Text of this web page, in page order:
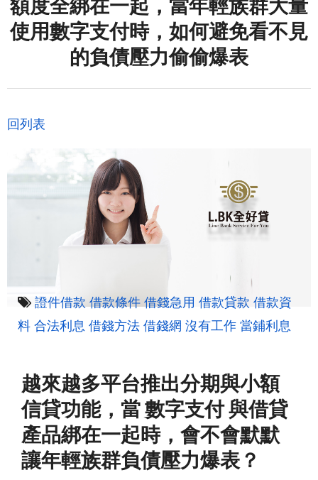
額度全綁在一起，當年輕族群大量
使用數字支付時，如何避免看不見
的負債壓力偷偷爆表
回列表
證件借款 借款條件 借錢急用 借款貸款 借款資
料 合法利息 借錢方法 借錢網 沒有工作 當鋪利息
越來越多平台推出分期與小額
信貸功能，當 數字支付 與借貸
產品綁在一起時，會不會默默
讓年輕族群負債壓力爆表？